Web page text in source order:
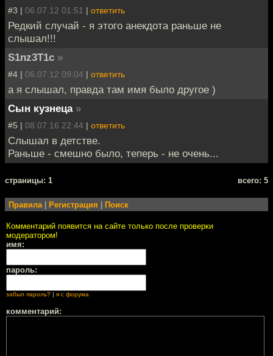
#3 | 06.07.12 01:51 | ответить
Редкий случай - я этого анекдота раньше не
слышал!!!
S1nz3T1c »
#4 | 06.07.12 09:04 | ответить
а я слышал, правда там имя было другое )
Сын кузнеца »
#5 | 08.07.16 22:44 | ответить
Слышал в детстве.
Раньше - смешно было, теперь - не очень...
cтраницы: 1 всего: 5
Правила | Регистрация | Поиск
Комментарий появится на сайте только после проверки
модератором!
имя:
пароль:
забыл пароль? | я с форума
комментарий: